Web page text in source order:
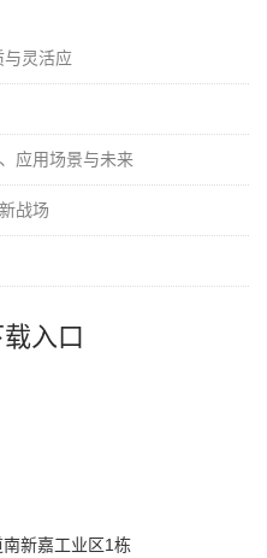
灵活应
用场景与未来
战场
入口
新嘉工业区1栋